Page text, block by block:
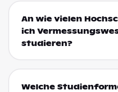
An wie vielen
ich
studieren?
Welche